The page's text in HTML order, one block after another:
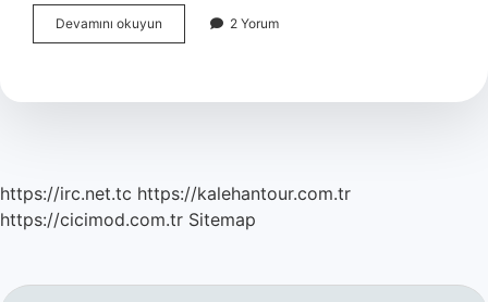
Devamını okuyun
Adalar
2 Yorum
https://irc.net.tc https://kalehantour.com.tr
https://cicimod.com.tr Sitemap